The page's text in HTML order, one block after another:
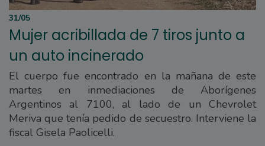
31/05
Mujer acribillada de 7 tiros junto a
un auto incinerado
El cuerpo fue encontrado en la mañana de este
martes en inmediaciones de Aborígenes
Argentinos al 7100, al lado de un Chevrolet
Meriva que tenía pedido de secuestro. Interviene la
fiscal Gisela Paolicelli.